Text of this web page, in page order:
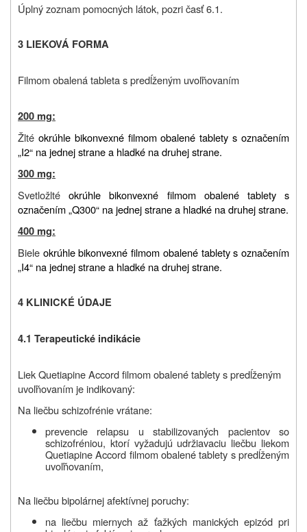
Úplný zoznam pomocných látok, pozri časť 6.1.
3 LIEKOVÁ FORMA
Filmom obalená tableta s predĺženým uvoľňovaním
200 mg:
Žlté okrúhle bikonvexné filmom obalené tablety s označením
„I2“ na jednej strane a hladké na druhej strane.
300 mg:
Svetložlté okrúhle bikonvexné filmom obalené tablety s
označením „Q300“ na jednej strane a hladké na druhej strane.
400 mg:
Biele okrúhle bikonvexné filmom obalené tablety s označením
„I4“ na jednej strane a hladké na druhej strane.
4 KLINICKÉ ÚDAJE
4.1 Terapeutické indikácie
Liek Quetiapine Accord filmom obalené tablety s predĺženým
uvoľňovaním je indikovaný:
Na liečbu schizofrénie vrátane:
prevencie relapsu u stabilizovaných pacientov so
schizofréniou, ktorí vyžadujú udržiavaciu liečbu liekom
Quetiapine Accord filmom obalené tablety s predĺženým
uvoľňovaním,
Na liečbu bipolárnej afektívnej poruchy:
na liečbu miernych až ťažkých manických epizód pri